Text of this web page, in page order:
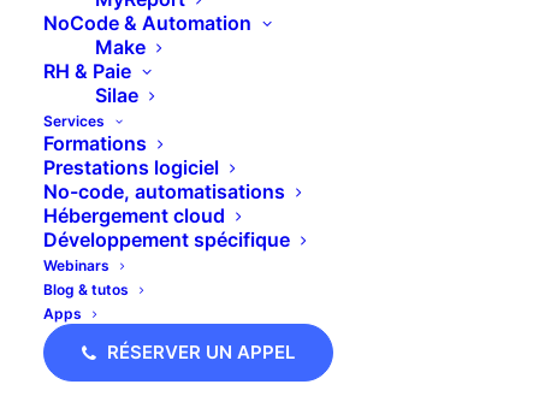
NoCode & Automation
Make
RH & Paie
Silae
Services
Formations
Prestations logiciel
No-code, automatisations
Hébergement cloud
Développement spécifique
Webinars
Blog & tutos
Apps
RÉSERVER UN APPEL
ESSAI GRATUIT